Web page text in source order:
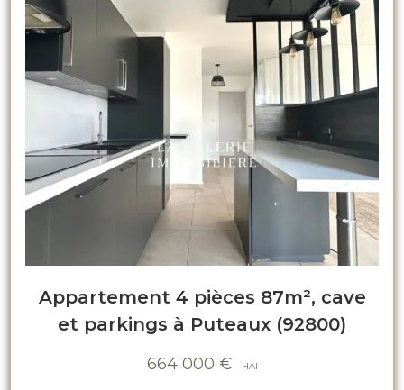
Appartement 4 pièces 87m², cave
et parkings à Puteaux (92800)
664 000 €